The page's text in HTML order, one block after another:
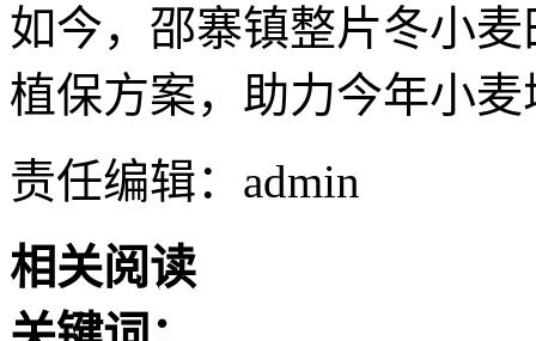
如今，邵寨镇整片冬小
植保方案，助力今年小
责任编辑：admin
相关阅读